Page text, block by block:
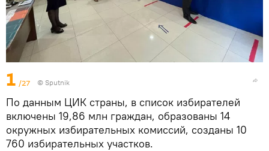
1 /27 © Sputnik
По данным ЦИК страны, в список избирателей
включены 19,86 млн граждан, образованы 14
окружных избирательных комиссий, созданы 10
760 избирательных участков.